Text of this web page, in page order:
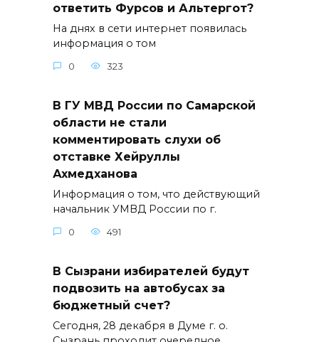
ответить Фурсов и Альтергот?
На днях в сети интернет появилась
информация о том
0 323
В ГУ МВД России по Самарской
области не стали
комментировать слухи об
отставке Хейруллы
Ахмедханова
Информация о том, что действующий
начальник УМВД России по г.
0 491
В Сызрани избирателей будут
подвозить на автобусах за
бюджетный счет?
Сегодня, 28 декабря в Думе г. о.